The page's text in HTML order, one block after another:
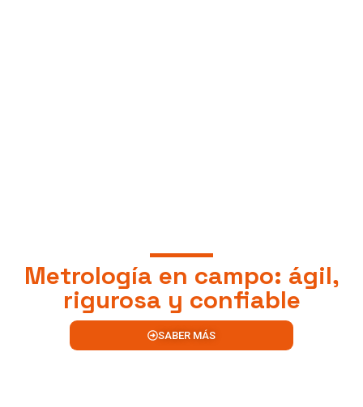
Metrología en campo: ágil,
rigurosa y confiable
SABER MÁS